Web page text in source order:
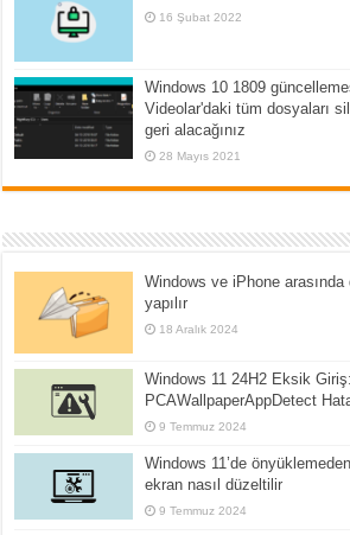
16 Şubat 2022
Windows 10 1809
Videolar'daki tüm dosyaları
geri alacağınız
28 Mayıs 2021
Windows ve iPhone arasında
yapılır
18 Aralık 2024
Windows 11 24H2 Eksik Giriş:
PCAWallpaperAppDetect
9 Temmuz 2024
Windows 11’de
ekran nasıl düzeltilir
9 Temmuz 2024